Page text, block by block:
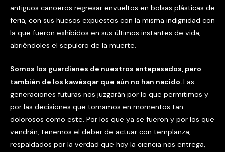
antiguos canoeros regresar envueltos en bolsas plásticas de
feria, con sus huesos expuestos con la misma indignidad con
la que fueron exhibidos en sus últimos instantes de vida,
abriéndoles el sepulcro de la muerte.
Somos los guardianes de nuestros antepasados, pero
también de los kawésqar que aún no han nacido.Las
generaciones futuras nos juzgarán por lo que permitimos y
por las decisiones que tomamos en momentos tan
dolorosos como este. Por los que ya se fueron y por los que
vendrán, tenemos el deber de actuar con templanza,
respaldados por la verdad que hoy la ciencia nos entrega,